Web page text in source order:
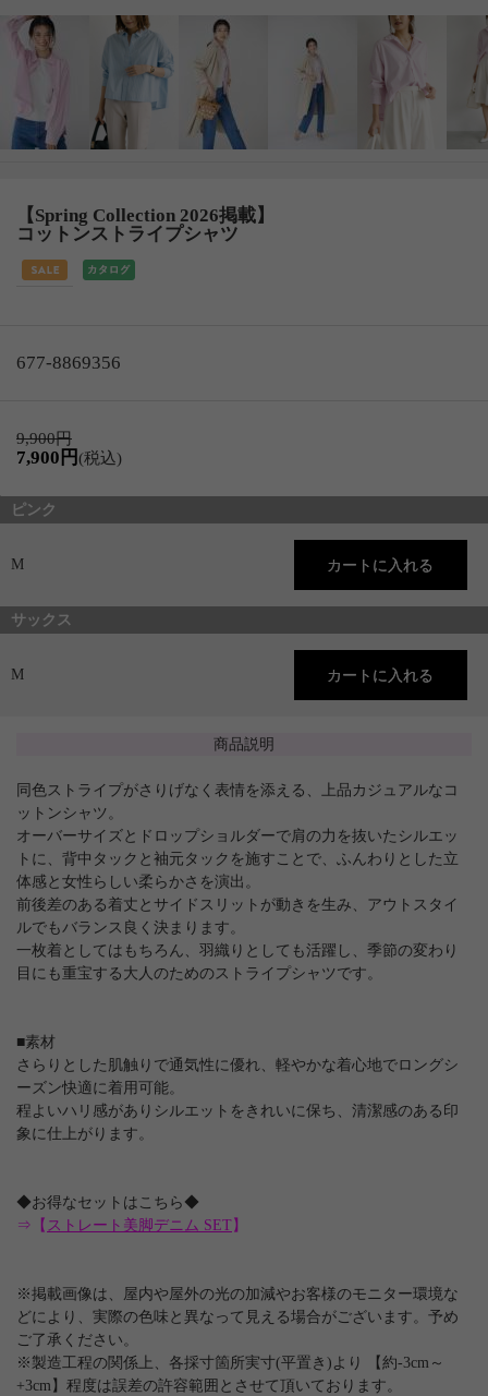
【Spring Collection 2026掲載】
コットンストライプシャツ
677-8869356
9,900円
7,900円(税込)
ピンク
M
サックス
M
商品説明
同色ストライプがさりげなく表情を添える、上品カジュアルなコ
ットンシャツ。
オーバーサイズとドロップショルダーで肩の力を抜いたシルエッ
トに、背中タックと袖元タックを施すことで、ふんわりとした立
体感と女性らしい柔らかさを演出。
前後差のある着丈とサイドスリットが動きを生み、アウトスタイ
ルでもバランス良く決まります。
一枚着としてはもちろん、羽織りとしても活躍し、季節の変わり
目にも重宝する大人のためのストライプシャツです。
■素材
さらりとした肌触りで通気性に優れ、軽やかな着心地でロングシ
ーズン快適に着用可能。
程よいハリ感がありシルエットをきれいに保ち、清潔感のある印
象に仕上がります。
◆お得なセットはこちら◆
⇒【 ストレート美脚デニム SET 】
※掲載画像は、屋内や屋外の光の加減やお客様のモニター環境な
どにより、実際の色味と異なって見える場合がございます。予め
ご了承ください。
※製造工程の関係上、各採寸箇所実寸(平置き)より 【約-3cm～
+3cm】程度は誤差の許容範囲とさせて頂いております。